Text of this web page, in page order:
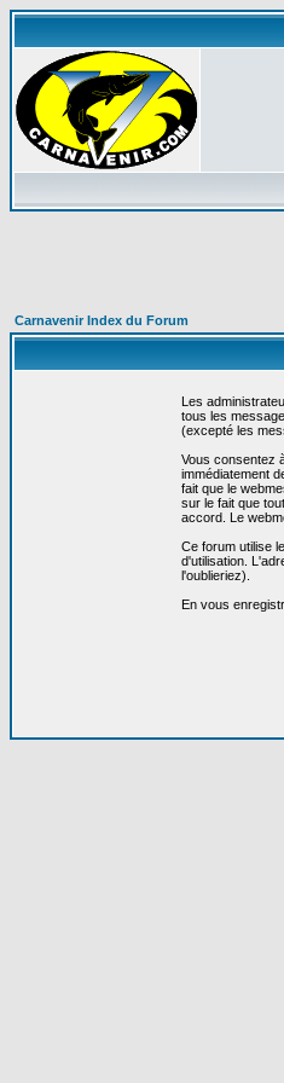
Carnavenir Index du Forum
Les
tous les
(excepté les
Vous consentez
immédiatement
fait que le
sur le fait que
accord. Le
Ce forum utilise
d'utilisation.
l'oublieriez).
En vous